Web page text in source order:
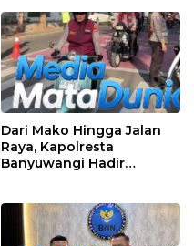
Dari Mako Hingga Jalan
Raya, Kapolresta
Banyuwangi Hadir
Masyarakat